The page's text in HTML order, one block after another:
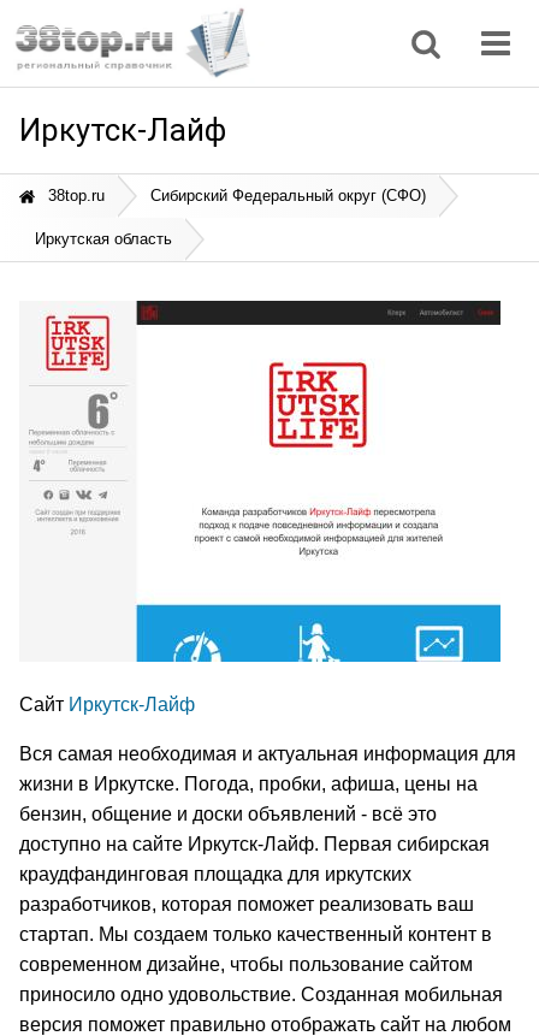
Иркутск-Лайф
38top.ru Сибирский Федеральный округ (СФО)
Иркутская область
Сайт Иркутск-Лайф
Вся самая необходимая и актуальная информация для
жизни в Иркутске. Погода, пробки, афиша, цены на
бензин, общение и доски объявлений - всё это
доступно на сайте Иркутск-Лайф. Первая сибирская
краудфандинговая площадка для иркутских
разработчиков, которая поможет реализовать ваш
стартап. Мы создаем только качественный контент в
современном дизайне, чтобы пользование сайтом
приносило одно удовольствие. Созданная мобильная
версия поможет правильно отображать сайт на любом